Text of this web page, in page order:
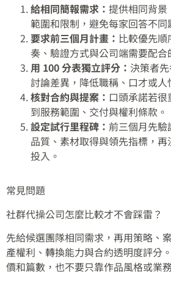
給相同簡報需求： 提供相同背
範圍和限制，避免每家回答不同
要求前三個月計畫： 比較優先
奏、驗證方式與公司端需要配合
用 100 分表獨立評分： 決策者
討論差異，降低職稱、口才或人
核對合約與提案： 口頭承諾若
到服務範圍、交付與權利條款。
設定試行里程碑： 前三個月先驗
品質、素材取得與領先指標，
投入。
常見問題
社群代操公司怎麼比較才不會踩雷？
先給候選團隊相同需求，再用策略、
產權利、轉換能力與合約透明度評分
價和篇數，也不要只靠作品風格或業